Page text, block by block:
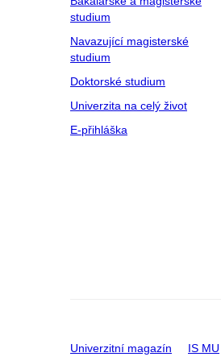
studium
Navazující magisterské
studium
Doktorské studium
Univerzita na celý život
E-přihláška
Univerzitní magazín IS MU